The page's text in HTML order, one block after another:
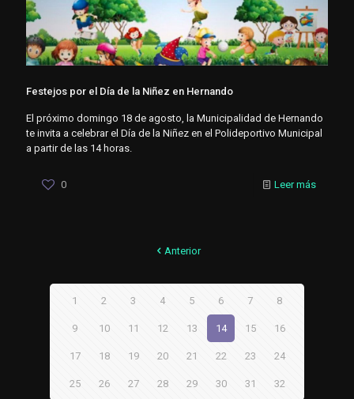
Festejos por el Día de la Niñez en Hernando
El próximo domingo 18 de agosto, la Municipalidad de Hernando
te invita a celebrar el Día de la Niñez en el Polideportivo Municipal
a partir de las 14 horas.
0 Leer más
Anterior
1 2 3 4 5 6 7 8
9 10 11 12 13 14 15 16
17 18 19 20 21 22 23 24
25 26 27 28 29 30 31 32